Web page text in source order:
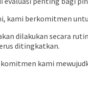
kami berkomitmen
dilakukan secara
ditingkatkan.
kami